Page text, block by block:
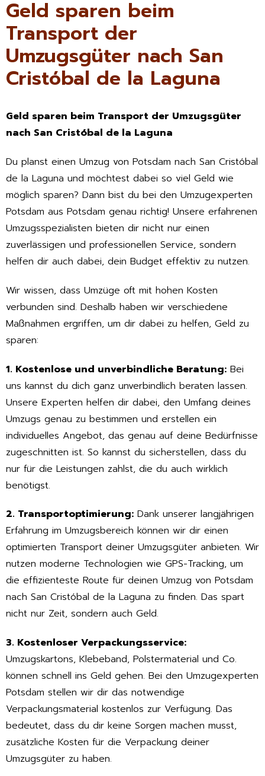
Geld sparen beim
Transport der
Umzugsgüter nach San
Cristóbal de la Laguna
Geld sparen beim Transport der Umzugsgüter
nach San Cristóbal de la Laguna
Du planst einen Umzug von Potsdam nach San Cristóbal
de la Laguna und möchtest dabei so viel Geld wie
möglich sparen? Dann bist du bei den Umzugexperten
Potsdam aus Potsdam genau richtig! Unsere erfahrenen
Umzugsspezialisten bieten dir nicht nur einen
zuverlässigen und professionellen Service, sondern
helfen dir auch dabei, dein Budget effektiv zu nutzen.
Wir wissen, dass Umzüge oft mit hohen Kosten
verbunden sind. Deshalb haben wir verschiedene
Maßnahmen ergriffen, um dir dabei zu helfen, Geld zu
sparen:
1. Kostenlose und unverbindliche Beratung: Bei
uns kannst du dich ganz unverbindlich beraten lassen.
Unsere Experten helfen dir dabei, den Umfang deines
Umzugs genau zu bestimmen und erstellen ein
individuelles Angebot, das genau auf deine Bedürfnisse
zugeschnitten ist. So kannst du sicherstellen, dass du
nur für die Leistungen zahlst, die du auch wirklich
benötigst.
2. Transportoptimierung: Dank unserer langjährigen
Erfahrung im Umzugsbereich können wir dir einen
optimierten Transport deiner Umzugsgüter anbieten. Wir
nutzen moderne Technologien wie GPS-Tracking, um
die effizienteste Route für deinen Umzug von Potsdam
nach San Cristóbal de la Laguna zu finden. Das spart
nicht nur Zeit, sondern auch Geld.
3. Kostenloser Verpackungsservice:
Umzugskartons, Klebeband, Polstermaterial und Co.
können schnell ins Geld gehen. Bei den Umzugexperten
Potsdam stellen wir dir das notwendige
Verpackungsmaterial kostenlos zur Verfügung. Das
bedeutet, dass du dir keine Sorgen machen musst,
zusätzliche Kosten für die Verpackung deiner
Umzugsgüter zu haben.